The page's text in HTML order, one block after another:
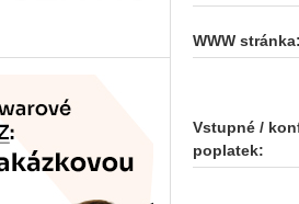
WWW
Vstupné /
poplatek: